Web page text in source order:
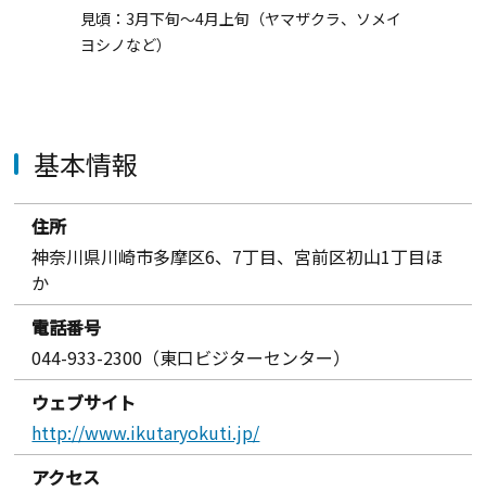
見頃：3月下旬～4月上旬（ヤマザクラ、ソメイ
ヨシノなど）
基本情報
住所
神奈川県川崎市多摩区6、7丁目、宮前区初山1丁目ほ
か
電話番号
044-933-2300（東口ビジターセンター）
ウェブサイト
http://www.ikutaryokuti.jp/
アクセス